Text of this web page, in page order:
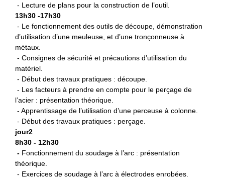
- Lecture de plans pour la construction de l’outil.
13h30 -17h30
- Le fonctionnement des outils de découpe, démonstration
d’utilisation d’une meuleuse, et d’une tronçonneuse à
métaux.
- Consignes de sécurité et précautions d’utilisation du
matériel.
- Début des travaux pratiques : découpe.
- Les facteurs à prendre en compte pour le perçage de
l’acier : présentation théorique.
- Apprentissage de l’utilisation d’une perceuse à colonne.
- Début des travaux pratiques : perçage.
jour2
8h30 - 12h30
- Fonctionnement du soudage à l’arc : présentation
théorique.
- Exercices de soudage à l’arc à électrodes enrobées.